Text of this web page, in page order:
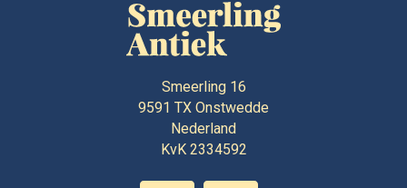
Smeerling 16
9591 TX Onstwedde
Nederland
KvK 2334592